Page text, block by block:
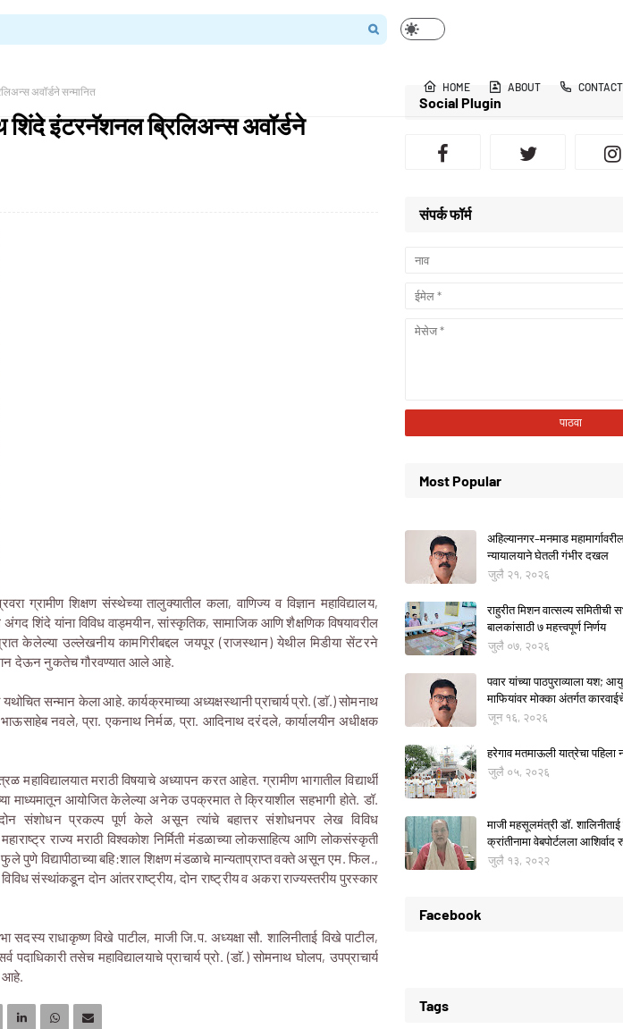
HOME ABOUT CONTACT
अवॉर्डने सन्मानित
शिंदे इंटरनॅशनल ब्रिलिअन्स अवॉर्डने
ग्रामीण शिक्षण संस्थेच्या तालुक्यातील कला, वाणिज्य व विज्ञान महाविद्यालय,
शिंदे यांना विविध वाड्मयीन, सांस्कृतिक, सामाजिक आणि शैक्षणिक विषयावरील
केलेल्या उल्लेखनीय कामगिरीबद्दल जयपूर (राजस्थान) येथील मिडीया सेंटरने
देऊन नुकतेच गौरवण्यात आले आहे.
यथोचित सन्मान केला आहे. कार्यक्रमाच्या अध्यक्षस्थानी प्राचार्य प्रो. (डाॅ.) सोमनाथ
नवले, प्रा. एकनाथ निर्मळ, प्रा. आदिनाथ दरंदले, कार्यालयीन अधीक्षक
महाविद्यालयात मराठी विषयाचे अध्यापन करत आहेत. ग्रामीण भागातील विद्यार्थी
माध्यमातून आयोजित केलेल्या अनेक उपक्रमात ते क्रियाशील सहभागी होते. डॉ.
दोन संशोधन प्रकल्प पूर्ण केले असून त्यांचे बहात्तर संशोधनपर लेख विविध
राज्य मराठी विश्वकोश निर्मिती मंडळाच्या लोकसाहित्य आणि लोकसंस्कृती
विद्यापीठाच्या बहि:शाल शिक्षण मंडळाचे मान्यताप्राप्त वक्ते असून एम. फिल.,
विविध संस्थांकडून दोन आंतरराष्ट्रीय, दोन राष्ट्रीय व अकरा राज्यस्तरीय पुरस्कार
सदस्य राधाकृष्ण विखे पाटील, माजी जि.प. अध्यक्षा सौ. शालिनीताई विखे पाटील,
तसेच महाविद्यालयाचे प्राचार्य प्रो. (डाॅ.) सोमनाथ घोलप, उपप्राचार्य
आहे.
Social Plugin
संपर्क फॉर्म
Most Popular
अहिल्यानगर–मनमाड
न्यायालयाने घेतली गंभीर दखल
जुलै २१, २०२६
राहुरीत मिशन वात्सल्य समितीची
बालकांसाठी ७ महत्त्वपूर्ण निर्णय
जुलै ०७, २०२६
पवार यांच्या पाठपुराव्याला यश;
माफियांवर मोक्का अंतर्गत
जून १६, २०२६
हरेगाव मतमाऊली यात्रेचा पहिला
जुलै ०५, २०२६
माजी महसूलमंत्री डॉ.
क्रांतीनामा वेबपोर्टलला आशिर्वाद
जुलै १३, २०२२
Facebook
Tags